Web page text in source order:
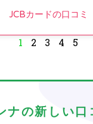
JCBカードの口コミ
1 2 3 4 5
ナの新しい口